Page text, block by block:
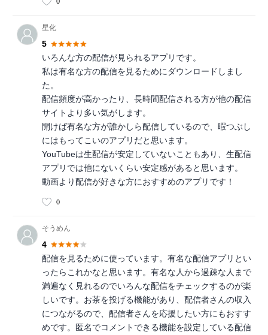
星化
5
いろんな方の配信が見られるアプリです。
私は有名な方の配信を見るためにダウンロードしまし
た。
配信頻度が高かったり、長時間配信される方が他の配信
サイトより多い気がします。
開けば有名な方が誰かしら配信しているので、暇つぶし
にはもってこいのアプリだと思います。
YouTubeは生配信が安定していないこともあり、生配信
アプリでは他にないくらい安定感があると思います。
動画より配信が好きな方におすすめのアプリです！
0
そうめん
4
配信を見るために使っています。有名な配信アプリとい
ったらこれかなと思います。有名な人から過疎な人まで
満遍なく見れるのでいろんな配信をチェックするのが楽
しいです。お茶を投げる機能があり、配信者さんの収入
につながるので、配信者さんを応援したい方にもおすす
めです。匿名でコメントできる機能を設定している配信